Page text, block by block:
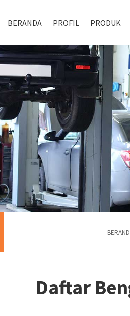
BERANDA PROFIL PRODUK
Daftar